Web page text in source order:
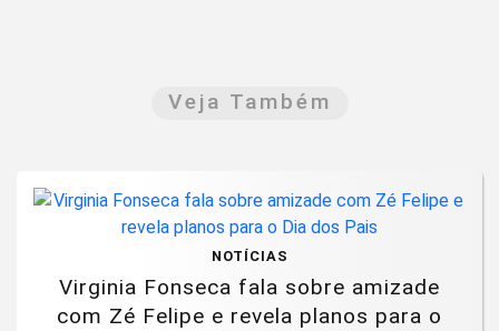
Veja Também
NOTÍCIAS
Virginia Fonseca fala sobre amizade
com Zé Felipe e revela planos para o